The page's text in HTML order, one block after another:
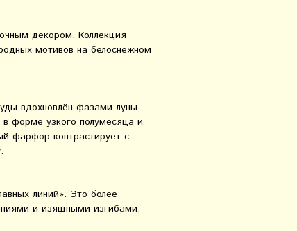
декором. Коллекция
мотивов на белоснежном
вдохновлён фазами луны,
форме узкого полумесяца и
фарфор контрастирует с
линий». Это более
и изящными изгибами,